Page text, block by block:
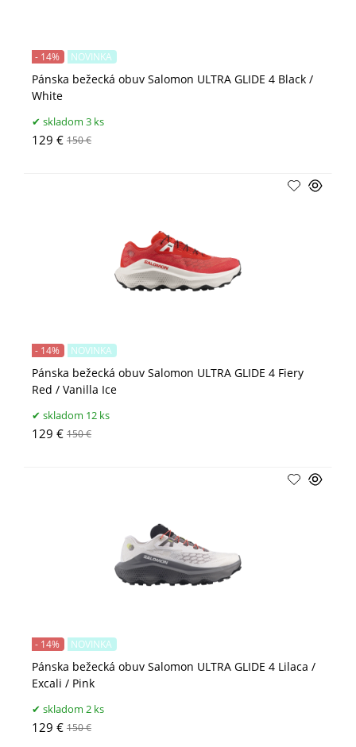
Pánska bežecká obuv Salomon ULTRA GLIDE 4 Black /
White
- 14% NOVINKA
skladom 3 ks
129 € 150 €
Pánska bežecká obuv Salomon ULTRA GLIDE 4 Fiery
Red / Vanilla Ice
- 14% NOVINKA
skladom 12 ks
129 € 150 €
Pánska bežecká obuv Salomon ULTRA GLIDE 4 Lilaca /
Excali / Pink
- 14% NOVINKA
skladom 2 ks
129 € 150 €